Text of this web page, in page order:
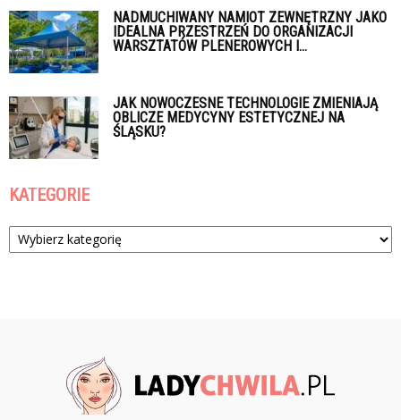
NADMUCHIWANY NAMIOT ZEWNĘTRZNY JAKO
IDEALNA PRZESTRZEŃ DO ORGANIZACJI
WARSZTATÓW PLENEROWYCH I...
JAK NOWOCZESNE TECHNOLOGIE ZMIENIAJĄ
OBLICZE MEDYCYNY ESTETYCZNEJ NA
ŚLĄSKU?
KATEGORIE
Kategorie